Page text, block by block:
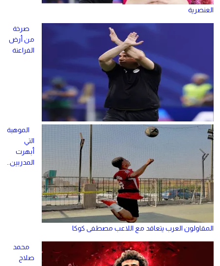
العنصرية
صرخة
من أرض
الفراعنة
الموهبة
التي
أبهرت
المدربين..
المقاولون العرب يتعاقد مع اللاعب مصطفى كوكا
محمد
صلاح